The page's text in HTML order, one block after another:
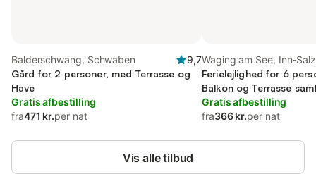
Balderschwang, Schwaben
9,7
Gård for 2 personer, med Terrasse og
Have
Gratis afbestilling
fra471 kr.per nat
Waging am See, Inn-
Region
Ferielejlighed for 6
Balkon og Terrasse
Gratis afbestilling
fra366 kr.per nat
Vis alle tilbud